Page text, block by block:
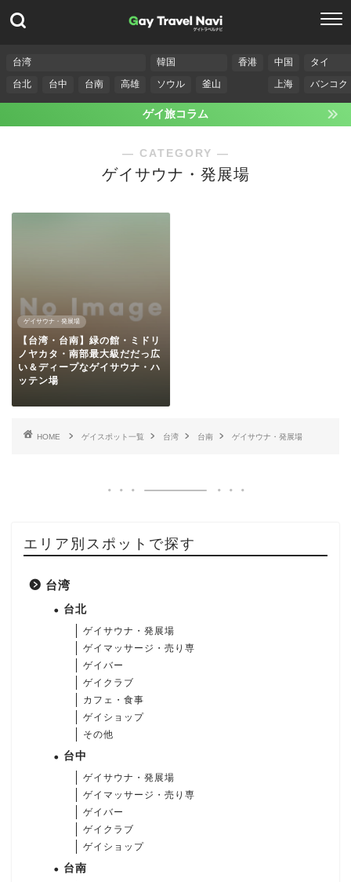
台湾
台北
台中 台南 高雄
韓国
ソウル
釜山
香港
中国
上海
タイ
バンコク
ゲイ旅コラム
― CATEGORY ―
ゲイサウナ・発展場
ゲイサウナ・発展場
【台湾・台南】緑の館・ミドリ
ノヤカタ・南部最大級だだっ広
い＆ディープなゲイサウナ・ハ
ッテン場
HOME ゲイスポット一覧 台湾 台南 ゲイサウナ・発展場
エリア別スポットで探す
台湾
台北
ゲイサウナ・発展場
ゲイマッサージ・売り専
ゲイバー
ゲイクラブ
カフェ・食事
ゲイショップ
その他
台中
ゲイサウナ・発展場
ゲイマッサージ・売り専
ゲイバー
ゲイクラブ
ゲイショップ
台南